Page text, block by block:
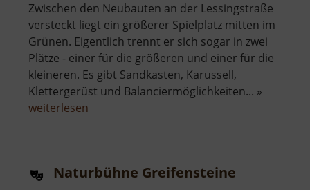
Zwischen den Neubauten an der Lessingstraße
versteckt liegt ein größerer Spielplatz mitten im
Grünen. Eigentlich trennt er sich sogar in zwei
Plätze - einer für die größeren und einer für die
kleineren. Es gibt Sandkasten, Karussell,
Klettergerüst und Balanciermöglichkeiten... »
weiterlesen
Lessingstraße
Naturbühne Greifensteine